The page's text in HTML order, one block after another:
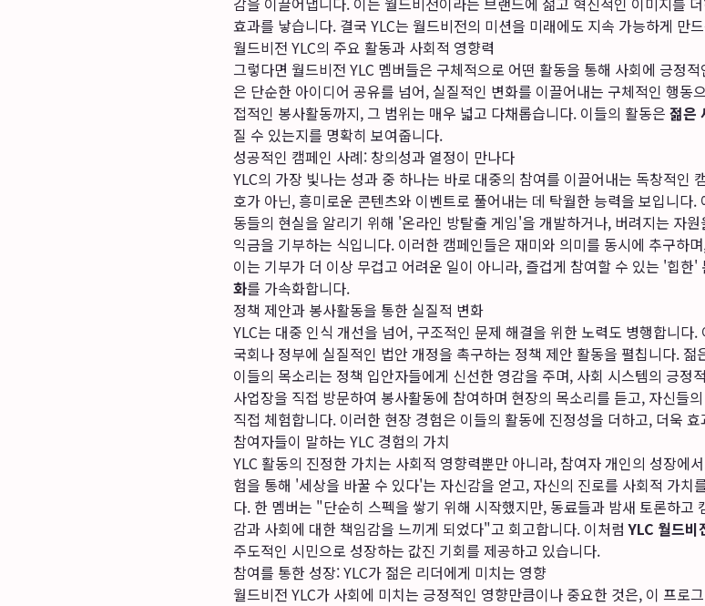
효과를 낳습니다. 결국 YLC는 월드비전의 미션을 미래에도 지속 가능하게 만
월드비전 YLC의 주요 활동과 사회적 영향력
그렇다면 월드비전 YLC 멤버들은 구체적으로 어떤 활동을 통해 사회에 긍정
은 단순한 아이디어 공유를 넘어, 실질적인 변화를 이끌어내는 구체적인 행동
접적인 봉사활동까지, 그 범위는 매우 넓고 다채롭습니다. 이들의 활동은 젊은
질 수 있는지를 명확히 보여줍니다.
성공적인 캠페인 사례: 창의성과 열정이 만나다
YLC의 가장 빛나는 성과 중 하나는 바로 대중의 참여를 이끌어내는 독창적인
호가 아닌, 흥미로운 콘텐츠와 이벤트로 풀어내는 데 탁월한 능력을 보입니다
동들의 현실을 알리기 위해 '온라인 방탈출 게임'을 개발하거나, 버려지는 자
익금을 기부하는 식입니다. 이러한 캠페인들은 재미와 의미를 동시에 추구하
이는 기부가 더 이상 무겁고 어려운 일이 아니라, 즐겁게 참여할 수 있는 '힙한
화를 가속화합니다.
정책 제안과 봉사활동을 통한 실질적 변화
YLC는 대중 인식 개선을 넘어, 구조적인 문제 해결을 위한 노력도 병행합니
국회나 정부에 실질적인 법안 개정을 촉구하는 정책 제안 활동을 펼칩니다.
이들의 목소리는 정책 입안자들에게 신선한 영감을 주며, 사회 시스템의 긍정
사업장을 직접 방문하여 봉사활동에 참여하며 현장의 목소리를 듣고, 자신들
직접 체험합니다. 이러한 현장 경험은 이들의 활동에 진정성을 더하고, 더욱
참여자들이 말하는 YLC 경험의 가치
YLC 활동의 진정한 가치는 사회적 영향력뿐만 아니라, 참여자 개인의 성장에
험을 통해 '세상을 바꿀 수 있다'는 자신감을 얻고, 자신의 진로를 사회적 가치
다. 한 멤버는 "단순히 스펙을 쌓기 위해 시작했지만, 동료들과 밤새 토론하고
감과 사회에 대한 책임감을 느끼게 되었다"고 회고합니다. 이처럼YLC 월드비
주도적인 시민으로 성장하는 값진 기회를 제공하고 있습니다.
참여를 통한 성장: YLC가 젊은 리더에게 미치는 영향
월드비전 YLC가 사회에 미치는 긍정적인 영향만큼이나 중요한 것은, 이 프로